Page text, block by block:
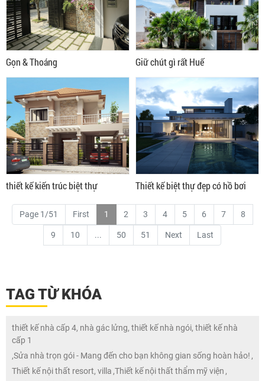
Gọn & Thoáng Giữ chút gì rất Huế
thiết kế kiến trúc biệt thự Thiết kế biệt thự đẹp có hồ bơi
Page 1/51 First 1 2 3 4 5 6 7 8
9 10 ... 50 51 Next Last
TAG TỪ KHÓA
thiết kế nhà cấp 4, nhà gác lửng, thiết kế nhà ngói, thiết kế nhà
cấp 1
,Sửa nhà trọn gói - Mang đến cho bạn không gian sống hoàn hảo! ,
Thiết kế nội thất resort, villa ,Thiết kế nội thất thẩm mỹ viện ,